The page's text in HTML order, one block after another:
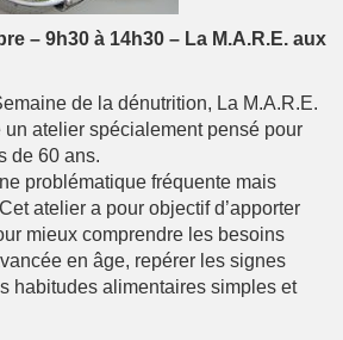
– 9h30 à 14h30 – La M.A.R.E. aux
de la dénutrition, La M.A.R.E.
atelier spécialement pensé pour
de 60 ans.
problématique fréquente mais
atelier a pour objectif d’apporter
mieux comprendre les besoins
en âge, repérer les signes
habitudes alimentaires simples et